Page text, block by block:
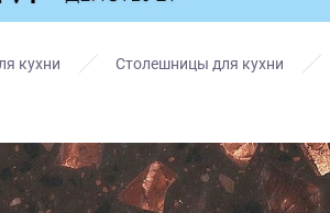
кухни Столешницы для кухни